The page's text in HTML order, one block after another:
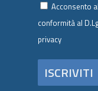
Acconsento
conformità al
privacy